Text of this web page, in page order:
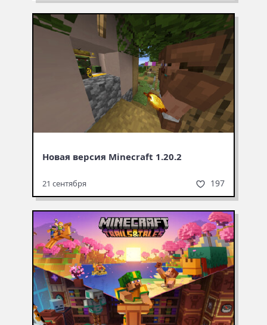
Новая версия Minecraft 1.20.2
21 сентября 197